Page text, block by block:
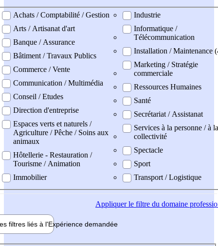
professionel
Achats / Comptabilité / Gestion
Arts / Artisanat d'art
Banque / Assurance
Bâtiment / Travaux Publics
Commerce / Vente
Communication / Multimédia
Conseil / Etudes
Direction d'entreprise
Espaces verts et naturels /
Agriculture / Pêche / Soins aux
animaux
Hôtellerie - Restauration /
Tourisme / Animation
Immobilier
Industrie
Informatique /
Télécommunication
Installation / Maintenance
Marketing / Stratégie
commerciale
Ressources Humaines
Santé
Secrétariat / Assistanat
Services à la personne / à la
collectivité
Spectacle
Sport
Transport / Logistique
Appliquerle filtre du domaine
filtres liés à l'Expérience demandée